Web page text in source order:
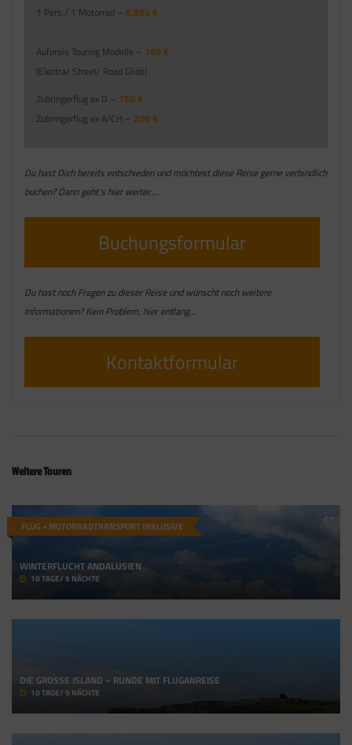
1 Pers./ 1 Motorrad –
6.995 €
Aufpreis Touring Modelle – 160 €
(Electra/ Street/ Road Glide)
Zubringerflug ex D – 150 €
Zubringerflug ex A/CH – 200 €
Du hast Dich bereits entschieden und möchtest diese Reise gerne verbindlich
buchen? Dann geht’s hier weiter….
Buchungsformular
Du hast noch Fragen zu dieser Reise und wünscht noch weitere
Informationen? Kein Problem, hier entlang…
Kontaktformular
Weitere Touren
FLUG + MOTORRADTRANSPORT INKLUSIVE
WINTERFLUCHT ANDALUSIEN
10 TAGE/ 9 NÄCHTE
DIE GROSSE ISLAND – RUNDE MIT FLUGANREISE
10 TAGE/ 9 NÄCHTE